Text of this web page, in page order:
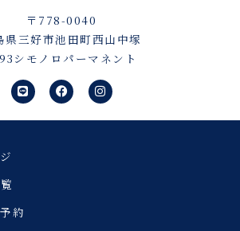
〒778-0040
県三好市池田町西山中塚
シモノロパーマネント
L
i
n
e
F
a
c
e
I
n
s
t
約